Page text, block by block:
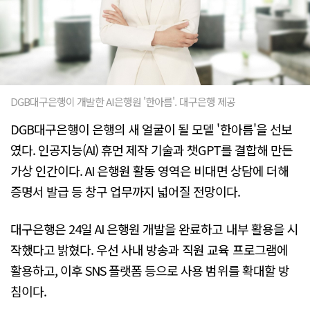
DGB대구은행이 개발한 AI은행원 '한아름'. 대구은행 제공
DGB대구은행이 은행의 새 얼굴이 될 모델 '한아름'을 선보
였다. 인공지능(AI) 휴먼 제작 기술과 챗GPT를 결합해 만든
가상 인간이다. AI 은행원 활동 영역은 비대면 상담에 더해
증명서 발급 등 창구 업무까지 넓어질 전망이다.
대구은행은 24일 AI 은행원 개발을 완료하고 내부 활용을 시
작했다고 밝혔다. 우선 사내 방송과 직원 교육 프로그램에
활용하고, 이후 SNS 플랫폼 등으로 사용 범위를 확대할 방
침이다.